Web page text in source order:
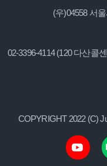
(우)04558 서
02-3396-4114 (120 다산콜
COPYRIGHT 2022 (C)